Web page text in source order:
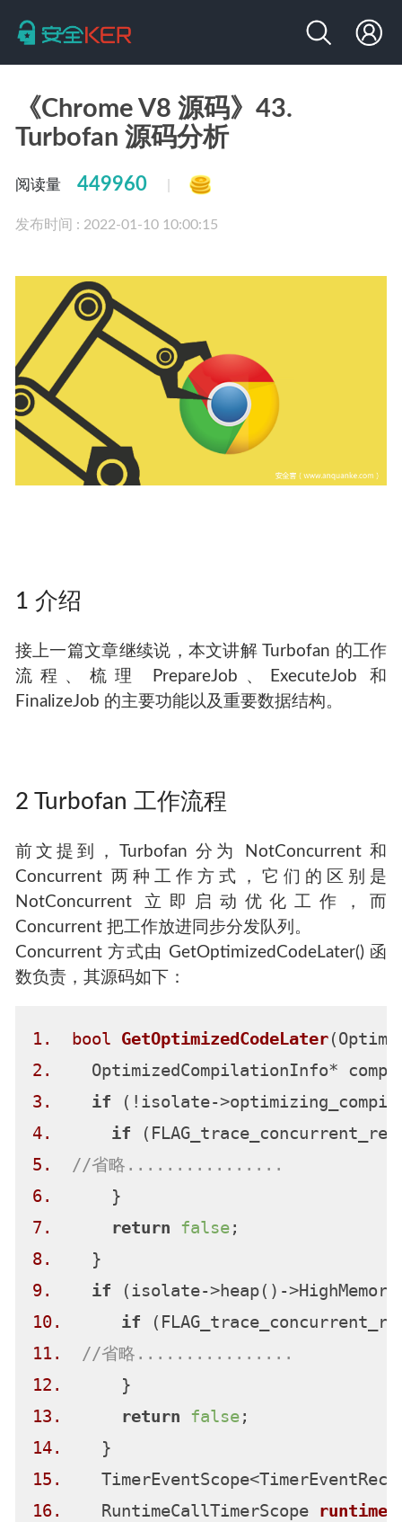
《Chrome V8 源码》43.
Turbofan 源码分析
阅读量 449960
发布时间 : 2022-01-10 10:00:15
1 介绍
接上一篇文章继续说，本文讲解 Turbofan 的工作
流程、梳理 PrepareJob、ExecuteJob 和
FinalizeJob 的主要功能以及重要数据结构。
2 Turbofan 工作流程
前文提到，Turbofan 分为 NotConcurrent 和
Concurrent 两种工作方式，它们的区别是
NotConcurrent 立即启动优化工作，而
Concurrent 把工作放进同步分发队列。
Concurrent 方式由 GetOptimizedCodeLater() 函
数负责，其源码如下：
1. bool GetOptimizedCodeLater
2.
3.
if
4.
if
5.
//省略................
6.
7.
return false
8.
9.
if
10.
if
11.
//省略................
12.
13.
return false
14.
15.
16.
    RuntimeCallTimerScope